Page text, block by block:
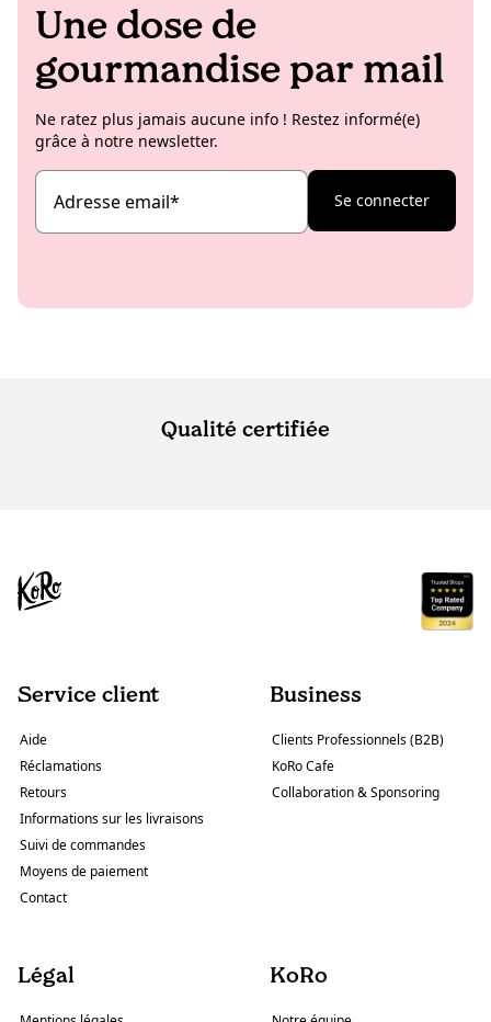
Une dose de
gourmandise par mail
Ne ratez plus jamais aucune info ! Restez informé(e)
grâce à notre newsletter.
Adresse email* Se connecter
Qualité certifiée
Service client
Aide
Réclamations
Retours
Informations sur les livraisons
Suivi de commandes
Moyens de paiement
Contact
Business
Clients Professionnels (B2B)
KoRo Cafe
Collaboration & Sponsoring
Légal KoRo